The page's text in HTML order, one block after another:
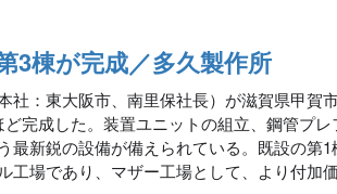
3棟が完成／多久製作所
社：東大阪市、南里保社長）が滋賀県甲賀
完成した。装置ユニットの組立、鋼管プ
最新鋭の設備が備えられている。既設の第
工場であり、マザー工場として、より付加